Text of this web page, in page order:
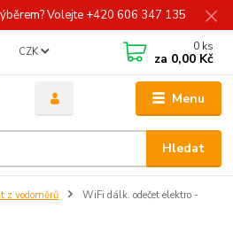
Volejte +420 606 347 135
Menu
CZK
Hledat
0 ks
za 0,00 Kč
z vodoměrů
WiFi dálk. odečet elektro -